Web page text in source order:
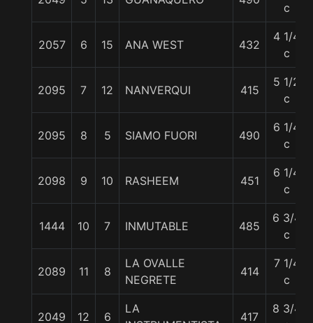
c
2057 6 15 ANA WEST 432
4 1/4
c
2095 7 12 NANVERQUI 415
5 1/2
c
2095 8 5 SIAMO FUORI 490
6 1/4
c
2098 9 10 RASHEEM 451
6 1/4
c
1444 10 7 INMUTABLE 485
6 3/4
c
2089 11 8
LA OVALLE
NEGRETE
414
7 1/4
c
2049 12 6
LA
417
8 3/4